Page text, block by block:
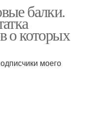
балки.
о которых
моего